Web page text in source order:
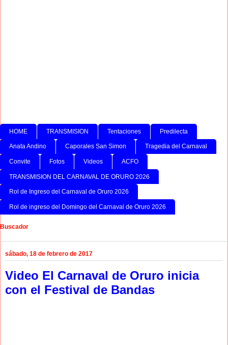
HOME TRANSMISION Tentaciones Predilecta
Anata Andino Caporales San Simon Tragedia del Carnaval
Convite Fotos Videos ACFO
TRANSMISION DEL CARNAVAL DE ORURO 2026
Rol de Ingreso del Carnaval de Oruro 2026
Rol de ingreso del Domingo del Carnaval de Oruro 2026
Buscador
sábado, 18 de febrero de 2017
Video El Carnaval de Oruro inicia
con el Festival de Bandas